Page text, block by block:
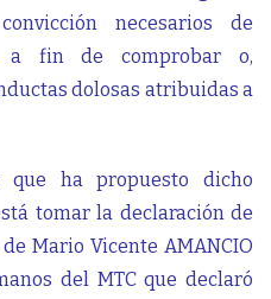
necesarios de
a fin de comprobar o,
dolosas atribuidas a
que ha propuesto dicho
tomar la declaración de
Mario Vicente AMANCIO
del MTC que declaró